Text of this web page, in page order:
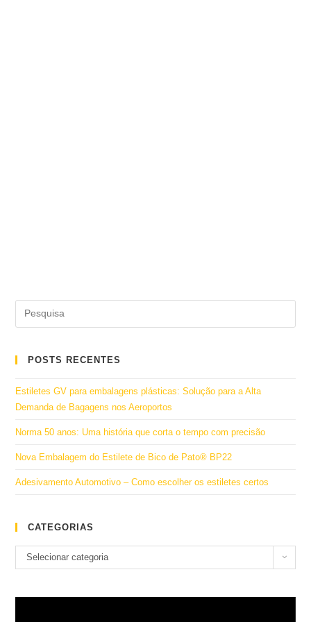
POSTS RECENTES
Estiletes GV para embalagens plásticas: Solução para a Alta
Demanda de Bagagens nos Aeroportos
Norma 50 anos: Uma história que corta o tempo com precisão
Nova Embalagem do Estilete de Bico de Pato® BP22
Adesivamento Automotivo – Como escolher os estiletes certos
CATEGORIAS
Categorias
Selecionar categoria